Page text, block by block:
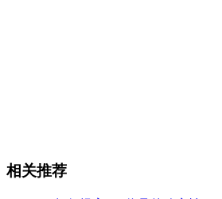
相关推荐